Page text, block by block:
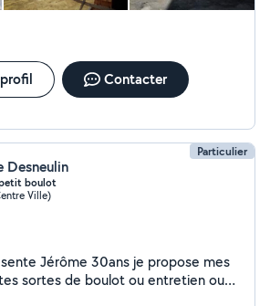
Contacter
Particulier
Desneulin
boulot
Ville)
Jérôme 30ans je propose mes
sortes de boulot ou entretien ou